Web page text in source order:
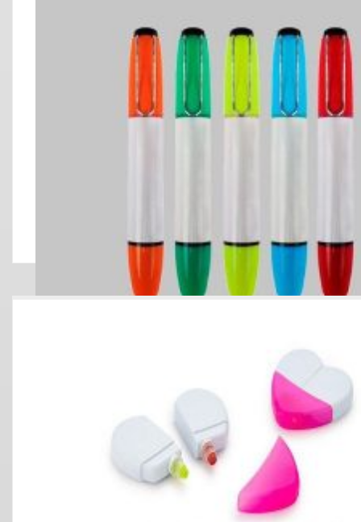
RESALTADOR TIPO CRAYOLA
RESALTADOR 3 COLORES CON